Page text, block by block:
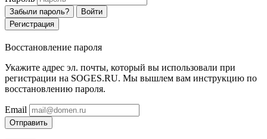
Забыли пароль?
Войти
Регистрация
Восстановление пароля
Укажите адрес эл. почты, который вы использовали при
регистрации на SOGES.RU. Мы вышлем вам инструкцию по
восстановлению пароля.
Email
Отправить